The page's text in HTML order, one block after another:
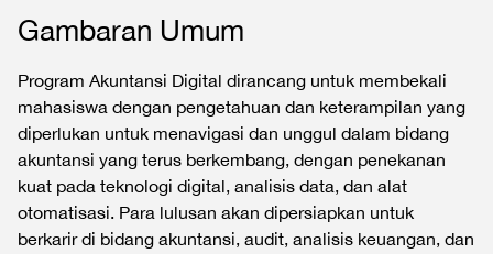
Gambaran Umum
Program Akuntansi Digital dirancang untuk membekali
mahasiswa dengan pengetahuan dan keterampilan yang
diperlukan untuk menavigasi dan unggul dalam bidang
akuntansi yang terus berkembang, dengan penekanan
kuat pada teknologi digital, analisis data, dan alat
otomatisasi. Para lulusan akan dipersiapkan untuk
berkarir di bidang akuntansi, audit, analisis keuangan, dan